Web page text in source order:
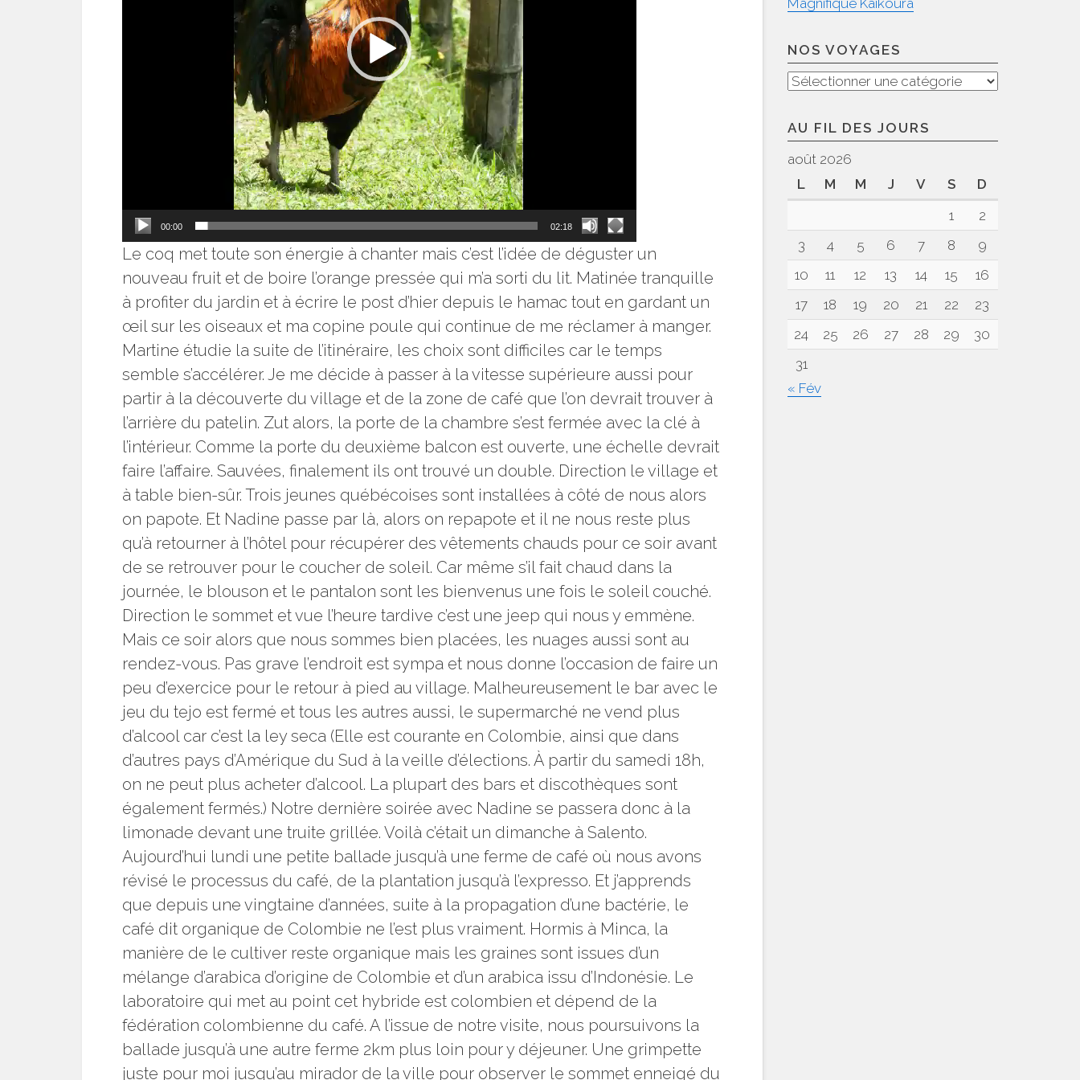
00:00 02:18
Le coq met toute son énergie à chanter mais c’est l’idée de déguster un
nouveau fruit et de boire l’orange pressée qui m’a sorti du lit. Matinée tranquille
à profiter du jardin et à écrire le post d’hier depuis le hamac tout en gardant un
œil sur les oiseaux et ma copine poule qui continue de me réclamer à manger.
Martine étudie la suite de l’itinéraire, les choix sont difficiles car le temps
semble s’accélérer. Je me décide à passer à la vitesse supérieure aussi pour
partir à la découverte du village et de la zone de café que l’on devrait trouver à
l’arrière du patelin. Zut alors, la porte de la chambre s’est fermée avec la clé à
l’intérieur. Comme la porte du deuxième balcon est ouverte, une échelle devrait
faire l’affaire. Sauvées, finalement ils ont trouvé un double. Direction le village et
à table bien-sûr. Trois jeunes québécoises sont installées à côté de nous alors
on papote. Et Nadine passe par là, alors on repapote et il ne nous reste plus
qu’à retourner à l’hôtel pour récupérer des vêtements chauds pour ce soir avant
de se retrouver pour le coucher de soleil. Car même s’il fait chaud dans la
journée, le blouson et le pantalon sont les bienvenus une fois le soleil couché.
Direction le sommet et vue l’heure tardive c’est une jeep qui nous y emmène.
Mais ce soir alors que nous sommes bien placées, les nuages aussi sont au
rendez-vous. Pas grave l’endroit est sympa et nous donne l’occasion de faire un
peu d’exercice pour le retour à pied au village. Malheureusement le bar avec le
jeu du tejo est fermé et tous les autres aussi, le supermarché ne vend plus
d’alcool car c’est la ley seca (Elle est courante en Colombie, ainsi que dans
d’autres pays d’Amérique du Sud à la veille d’élections. À partir du samedi 18h,
on ne peut plus acheter d’alcool. La plupart des bars et discothèques sont
également fermés.) Notre dernière soirée avec Nadine se passera donc à la
limonade devant une truite grillée. Voilà c’était un dimanche à Salento.
Aujourd’hui lundi une petite ballade jusqu’à une ferme de café où nous avons
révisé le processus du café, de la plantation jusqu’à l’expresso. Et j’apprends
que depuis une vingtaine d’années, suite à la propagation d’une bactérie, le
café dit organique de Colombie ne l’est plus vraiment. Hormis à Minca, la
manière de le cultiver reste organique mais les graines sont issues d’un
mélange d’arabica d’origine de Colombie et d’un arabica issu d’Indonésie. Le
laboratoire qui met au point cet hybride est colombien et dépend de la
fédération colombienne du café. A l’issue de notre visite, nous poursuivons la
ballade jusqu’à une autre ferme 2km plus loin pour y déjeuner. Une grimpette
juste pour moi jusqu’au mirador de la ville pour observer le sommet enneigé du
NOS VOYAGES
Nos
AU FIL DES JOURS
août 2026
L
M M J V S
D
1
2
3
4 5 6 7 8
9
10
11 12 13 14 15
16
17
18 19 20 21 22
23
24
25 26 27 28 29
30
31
« Fév